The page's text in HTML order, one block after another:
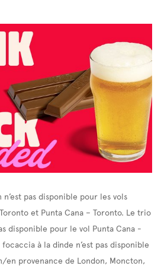
pas disponible pour les vols
et Punta Cana – Toronto. Le trio
disponible pour le vol Punta Cana -
à la dinde n’est pas disponible
en provenance de London, Moncton,